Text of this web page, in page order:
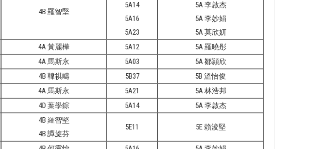
4B 羅智堅
5A14
5A16
5A23
5A 李啟杰
5A 李妙娟
5A 莫欣妍
4A 黃麗樺 5A12
5A 羅曉彤
4A 馬斯永 5A03
5A 鄒頴欣
4B 韓祺疇 5B37
5B 溫怡俊
4A 馬斯永 5A21
5A 林浩邦
4D 葉學錝 5A14 5A 李啟杰
4B 羅智堅
4B 譚旋芬
5E11 5E 賴浚堅